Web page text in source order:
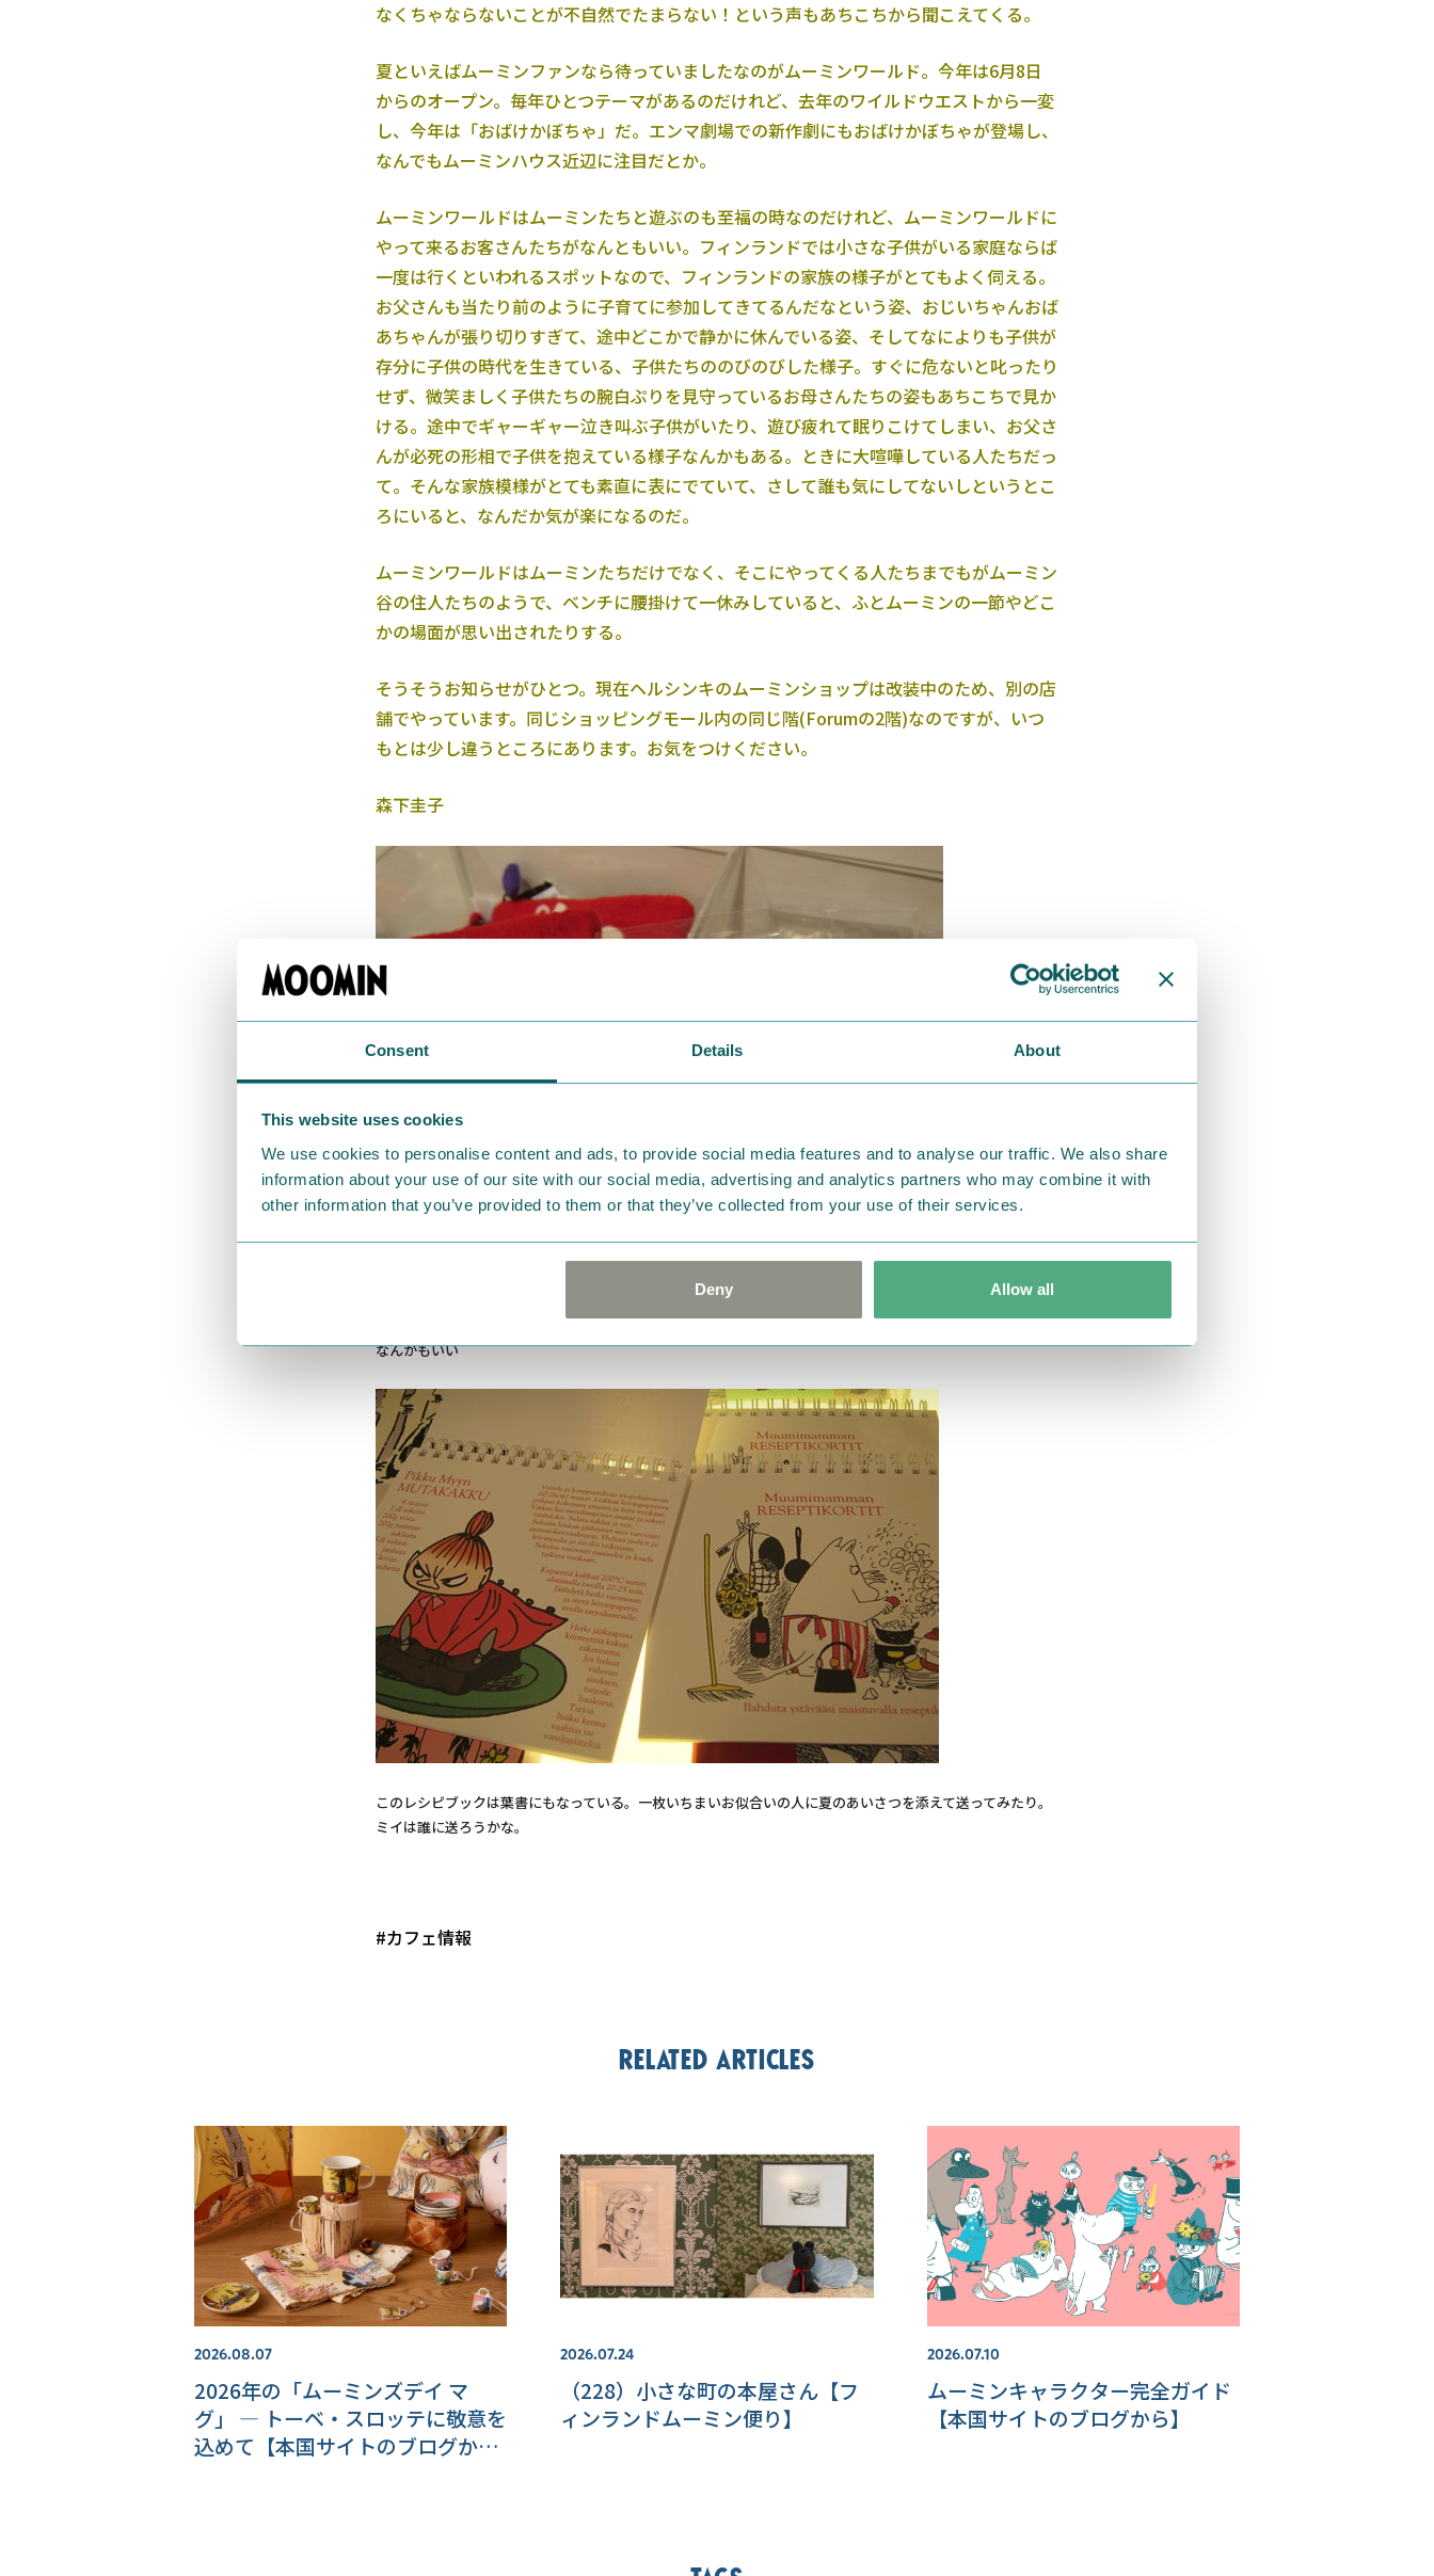
Consent Details About
This website uses cookies
We use cookies to personalise content and ads, to provide social media features and to analyse our traffic. We also share
information about your use of our site with our social media, advertising and analytics partners who may combine it with
other information that you’ve provided to them or that they’ve collected from your use of their services.
Deny Allow all
なくちゃならないことが不自然でたまらない！という声もあちこちから聞こえてくる。
夏といえばムーミンファンなら待っていましたなのがムーミンワールド。今年は6月8日
からのオープン。毎年ひとつテーマがあるのだけれど、去年のワイルドウエストから一変
し、今年は「おばけかぼちゃ」だ。エンマ劇場での新作劇にもおばけかぼちゃが登場し、
なんでもムーミンハウス近辺に注目だとか。
ムーミンワールドはムーミンたちと遊ぶのも至福の時なのだけれど、ムーミンワールドに
やって来るお客さんたちがなんともいい。フィンランドでは小さな子供がいる家庭ならば
一度は行くといわれるスポットなので、フィンランドの家族の様子がとてもよく伺える。
お父さんも当たり前のように子育てに参加してきてるんだなという姿、おじいちゃんおば
あちゃんが張り切りすぎて、途中どこかで静かに休んでいる姿、そしてなによりも子供が
存分に子供の時代を生きている、子供たちののびのびした様子。すぐに危ないと叱ったり
せず、微笑ましく子供たちの腕白ぷりを見守っているお母さんたちの姿もあちこちで見か
ける。途中でギャーギャー泣き叫ぶ子供がいたり、遊び疲れて眠りこけてしまい、お父さ
んが必死の形相で子供を抱えている様子なんかもある。ときに大喧嘩している人たちだっ
て。そんな家族模様がとても素直に表にでていて、さして誰も気にしてないしというとこ
ろにいると、なんだか気が楽になるのだ。
ムーミンワールドはムーミンたちだけでなく、そこにやってくる人たちまでもがムーミン
谷の住人たちのようで、ベンチに腰掛けて一休みしていると、ふとムーミンの一節やどこ
かの場面が思い出されたりする。
そうそうお知らせがひとつ。現在ヘルシンキのムーミンショップは改装中のため、別の店
舗でやっています。同じショッピングモール内の同じ階(Forumの2階)なのですが、いつ
もとは少し違うところにあります。お気をつけください。
森下圭子
なんかもいい
このレシピブックは葉書にもなっている。一枚いちまいお似合いの人に夏のあいさつを添えて送ってみたり。
ミイは誰に送ろうかな。
#カフェ情報
Related articles
2026.08.07
2026年の「ムーミンズデイ マ
グ」 ― トーベ・スロッテに敬意を
込めて【本国サイトのブログか
2026.07.24
（228）小さな町の本屋さん【フ
ィンランドムーミン便り】
2026.07.10
ムーミンキャラクター完全ガイド
【本国サイトのブログから】